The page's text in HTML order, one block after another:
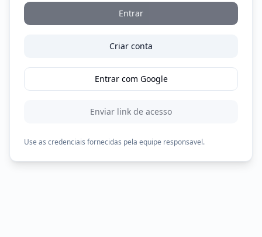
Entrar
Criar conta
Entrar com Google
Enviar link de acesso
Use as credenciais fornecidas pela equipe responsavel.